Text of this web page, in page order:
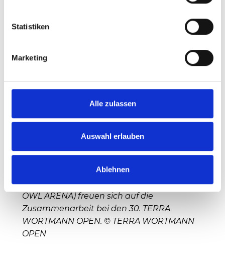
Statistiken
Marketing
Alle zulassen
Auswahl erlauben
Ablehnen
Hauke Thoma (rechts, CEO & Founder Quiris
Healthcare) und Ralf Weber (Turnierdirektor
und geschäftsführender Gesellschafter
OWL ARENA) freuen sich auf die
Zusammenarbeit bei den 30. TERRA
WORTMANN OPEN. © TERRA WORTMANN
OPEN